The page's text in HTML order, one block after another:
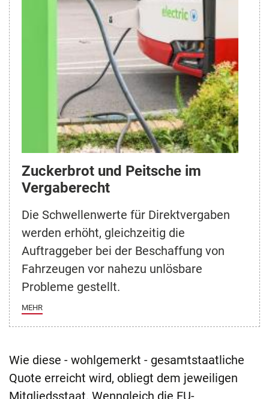
Zuckerbrot und Peitsche im
Vergaberecht
Die Schwellenwerte für Direktvergaben
werden erhöht, gleichzeitig die
Auftraggeber bei der Beschaffung von
Fahrzeugen vor nahezu unlösbare
Probleme gestellt.
MEHR
Wie diese - wohlgemerkt - gesamtstaatliche
Quote erreicht wird, obliegt dem jeweiligen